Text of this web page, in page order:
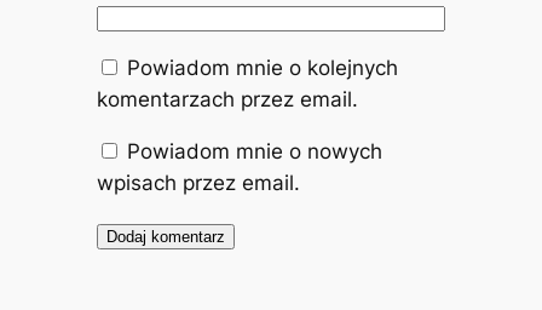
Powiadom mnie o kolejnych
komentarzach przez email.
Powiadom mnie o nowych
wpisach przez email.